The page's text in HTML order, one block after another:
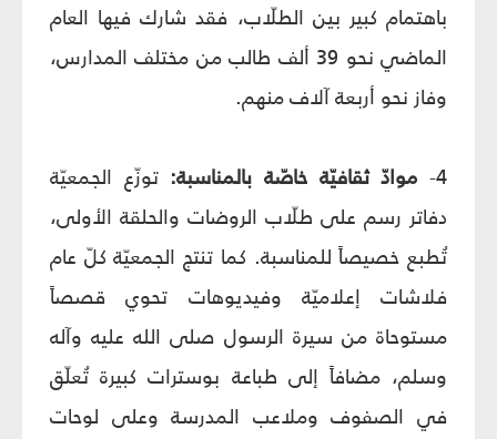
باهتمام كبير بين الطلّاب، فقد شارك فيها العام
الماضي نحو 39 ألف طالب من مختلف المدارس،
وفاز نحو أربعة آلاف منهم.
4- موادّ ثقافيّة خاصّة بالمناسبة:توزّع الجمعيّة
دفاتر رسم على طلّاب الروضات والحلقة الأولى،
تُطبع خصيصاً للمناسبة. كما تنتج الجمعيّة كلّ عام
فلاشات إعلاميّة وفيديوهات تحوي قصصاً
مستوحاة من سيرة الرسول صلى الله عليه وآله
وسلم، مضافاً إلى طباعة بوسترات كبيرة تُعلّق
في الصفوف وملاعب المدرسة وعلى لوحات